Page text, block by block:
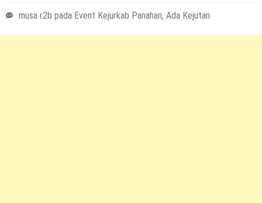
musa r2b pada Event Kejurkab Panahan, Ada Kejutan